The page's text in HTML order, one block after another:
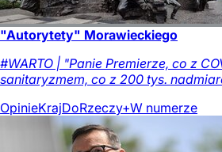
"Autorytety" Morawieckiego
#WARTO | "Panie Premierze, co z
sanitaryzmem, co z 200 tys.
OpinieKrajDoRzeczy+W numerze